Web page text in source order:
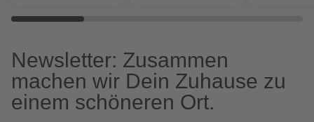
Newsletter: Zusammen
machen wir Dein Zuhause zu
einem schöneren Ort.